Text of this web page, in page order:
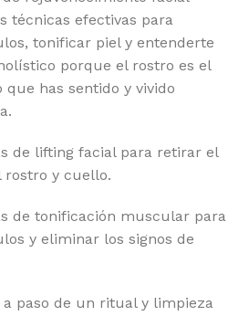
técnicas efectivas para
tonificar piel y entenderte
porque el rostro es el
has sentido y vivido
de lifting facial para retirar el
rostro y cuello.
de tonificación muscular para
y eliminar los signos de
a paso de un ritual y limpieza